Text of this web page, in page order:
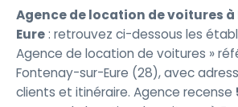
Agence de location de voitures
Eure: retrouvez ci-dessous les
Agence de location de voitures »
Fontenay-sur-Eure (28), avec
clients et itinéraire. Agence recense